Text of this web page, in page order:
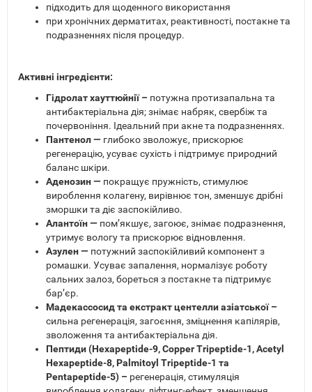
підходить для щоденного використання
при хронічних дерматитах, реактивності, постакне та
подразненнях після процедур.
Активні інгредієнти:
Гідролат хауттюйнії – потужна протизапальна та
антибактеріальна дія; знімає набряк, свербіж та
почервоніння. Ідеальний при акне та подразненнях.
Пантенол — глибоко зволожує, прискорює
регенерацію, усуває сухість і підтримує природний
баланс шкіри.
Аденозин — покращує пружність, стимулює
вироблення колагену, вирівнює тон, зменшує дрібні
зморшки та діє заспокійливо.
Алантоїн — пом’якшує, загоює, знімає подразнення,
утримує вологу та прискорює відновлення.
Азулен — потужний заспокійливий компонент з
ромашки. Усуває запалення, нормалізує роботу
сальних залоз, бореться з постакне та підтримує
бар’єр.
Мадекассосид та екстракт центелли азіатської –
сильна регенерація, загоєння, зміцнення капілярів,
зволоження та антибактеріальна дія.
Пептиди (Hexapeptide-9, Copper Tripeptide-1, Acetyl
Hexapeptide-8, Palmitoyl Tripeptide-1 та
Pentapeptide-5) – регенерація, стимуляція